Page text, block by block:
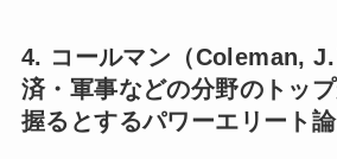
4. コールマン（Coleman,
済・軍事などの分野のトッ
握るとするパワーエリート論